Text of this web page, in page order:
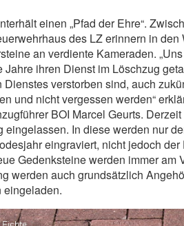
einen „Pfad der Ehre“.
des LZ erinnern in den
an verdiente Kameraden.
Jahre ihren Dienst im Löschzug
verstorben sind, auch
und nicht vergessen werden“
BOI Marcel Geurts.
eingelassen. In diese werden nur
eingraviert, nicht jedoch
Gedenksteine werden immer am
werden auch grundsätzlich
eingeladen.